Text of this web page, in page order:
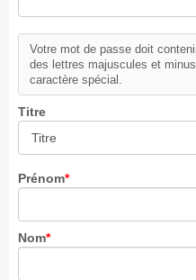
Connexion
Enregistrez-vous
Proposer une activité
Liens utiles
Qui sommes-nous
Clients
Votre mot de passe doit
des lettres majuscules et
caractère spécial.
Titre
Prénom*
Nom*